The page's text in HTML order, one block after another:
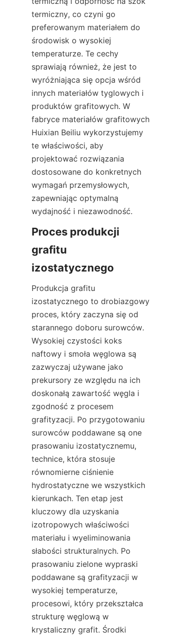
termiczny, co czyni go
preferowanym materiałem do
środowisk o wysokiej
temperaturze. Te cechy
sprawiają również, że jest to
wyróżniająca się opcja wśród
innych materiałów tyglowych i
produktów grafitowych. W
fabryce materiałów grafitowych
Huixian Beiliu wykorzystujemy
te właściwości, aby
projektować rozwiązania
dostosowane do konkretnych
wymagań przemysłowych,
zapewniając optymalną
wydajność i niezawodność.
Proces produkcji
grafitu
izostatycznego
Produkcja grafitu
izostatycznego to drobiazgowy
proces, który zaczyna się od
starannego doboru surowców.
Wysokiej czystości koks
naftowy i smoła węglowa są
zazwyczaj używane jako
prekursory ze względu na ich
doskonałą zawartość węgla i
zgodność z procesem
grafityzacji. Po przygotowaniu
surowców poddawane są one
prasowaniu izostatycznemu,
technice, która stosuje
równomierne ciśnienie
hydrostatyczne we wszystkich
kierunkach. Ten etap jest
kluczowy dla uzyskania
izotropowych właściwości
materiału i wyeliminowania
słabości strukturalnych. Po
prasowaniu zielone wypraski
poddawane są grafityzacji w
wysokiej temperaturze,
procesowi, który przekształca
strukturę węglową w
krystaliczny grafit. Środki